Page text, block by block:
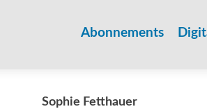
Abonnements
Sophie Fetthauer